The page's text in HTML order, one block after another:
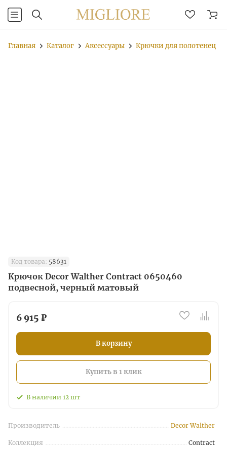
Главная Каталог Аксессуары Крючки для полотенец
Код товара: 58631
Крючок Decor Walther Contract 0650460
подвесной, черный матовый
6 915 ₽
В корзину
Купить в 1 клик
В наличии 12 шт
Производитель Decor Walther
Коллекция Contract